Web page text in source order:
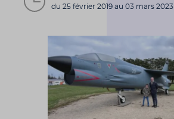
du 25 février 2019 au 03 mars 2023